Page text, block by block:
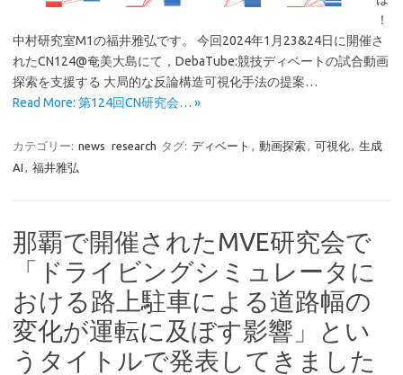
！
中村研究室M1の福井雅弘です。 今回2024年1月23&24日に開催さ
れたCN124@奄美大島にて，DebaTube:競技ディベートの試合動画
探索を支援する 大局的な反論構造可視化手法の提案…
Read More: 第124回CN研究会… »
カテゴリー: news research タグ: ディベート , 動画探索, 可視化, 生成
AI , 福井雅弘
那覇で開催されたMVE研究会で
「ドライビングシミュレータに
おける路上駐車による道路幅の
変化が運転に及ぼす影響」とい
うタイトルで発表してきました